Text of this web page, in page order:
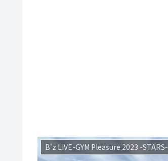
B'z LIVE-GYM Pleasure 2023 -STARS-